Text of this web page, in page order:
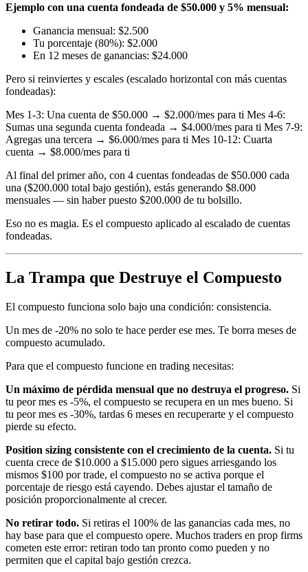
Ejemplo con una cuenta fondeada de $50.000 y 5% mensual:
Ganancia mensual: $2.500
Tu porcentaje (80%): $2.000
En 12 meses de ganancias: $24.000
Pero si reinviertes y escales (escalado horizontal con más cuentas
fondeadas):
Mes 1-3: Una cuenta de $50.000 → $2.000/mes para ti Mes 4-6:
Sumas una segunda cuenta fondeada → $4.000/mes para ti Mes 7-9:
Agregas una tercera → $6.000/mes para ti Mes 10-12: Cuarta
cuenta → $8.000/mes para ti
Al final del primer año, con 4 cuentas fondeadas de $50.000 cada
una ($200.000 total bajo gestión), estás generando $8.000
mensuales — sin haber puesto $200.000 de tu bolsillo.
Eso no es magia. Es el compuesto aplicado al escalado de cuentas
fondeadas.
La Trampa que Destruye el Compuesto
El compuesto funciona solo bajo una condición: consistencia.
Un mes de -20% no solo te hace perder ese mes. Te borra meses de
compuesto acumulado.
Para que el compuesto funcione en trading necesitas:
Un máximo de pérdida mensual que no destruya el progreso. Si
tu peor mes es -5%, el compuesto se recupera en un mes bueno. Si
tu peor mes es -30%, tardas 6 meses en recuperarte y el compuesto
pierde su efecto.
Position sizing consistente con el crecimiento de la cuenta. Si tu
cuenta crece de $10.000 a $15.000 pero sigues arriesgando los
mismos $100 por trade, el compuesto no se activa porque el
porcentaje de riesgo está cayendo. Debes ajustar el tamaño de
posición proporcionalmente al crecer.
No retirar todo. Si retiras el 100% de las ganancias cada mes, no
hay base para que el compuesto opere. Muchos traders en prop firms
cometen este error: retiran todo tan pronto como pueden y no
permiten que el capital bajo gestión crezca.